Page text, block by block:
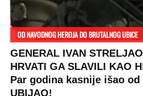
OD NAVODNOG HEROJA DO BRUTALNOG UBICE
GENERAL IVAN
HRVATI GA SLAVILI KAO
Par godina kasnije išao
UBIJAO!